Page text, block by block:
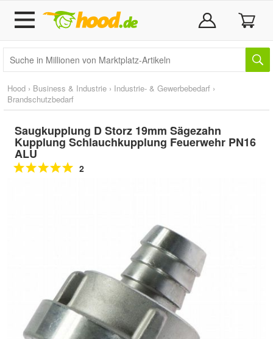
Hood › Business & Industrie › Industrie- & Gewerbebedarf ›
Brandschutzbedarf
Saugkupplung D Storz 19mm Sägezahn
Kupplung Schlauchkupplung Feuerwehr PN16
ALU
2